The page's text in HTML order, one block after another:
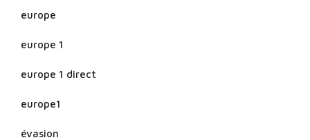
europe
europe 1
europe 1 direct
europe1
évasion